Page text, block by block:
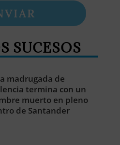
SUCESOS
madrugada de
termina con un
muerto en pleno
de Santander